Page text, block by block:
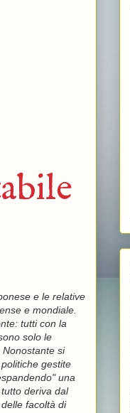
e le relative
e mondiale.
tutti con la
solo le
si
gestite
una
deriva dal
facoltà di